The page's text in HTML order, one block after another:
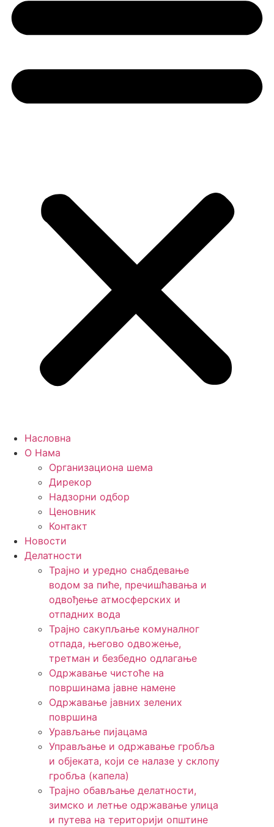
Насловна
О Нама
Организациона шема
Дирекор
Надзорни одбор
Ценовник
Контакт
Новости
Делатности
Трајно и уредно снабдевање
водом за пиће, пречишћавања и
одвођење атмосферских и
отпадних вода
Трајно сакупљање комуналног
отпада, његово одвожење,
третман и безбедно одлагање
Одржавање чистоће на
површинама јавне намене
Одржавање јавних зелених
површина
Урављање пијацама
Управљање и одржавање гробља
и објеката, који се налазе у склопу
гробља (капела)
Трајно обављање делатности,
зимско и летње одржавање улица
и путева на територији општине